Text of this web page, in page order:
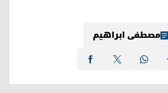
مصطفی ابراهیم